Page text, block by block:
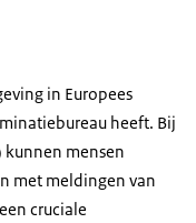
in Europees
heeft. Bij
kunnen mensen
met meldingen van
cruciale